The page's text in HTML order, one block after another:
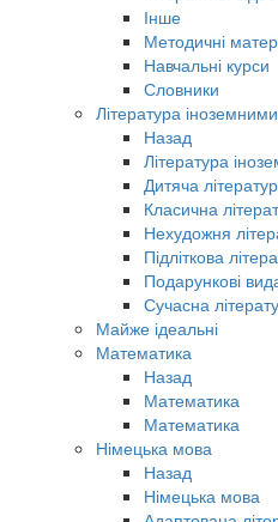
Інше
Методичні
Навчальні курси
Словники
Література
Назад
Література
Дитяча
Класична
Нехудожня
Підліткова
Подарункові
Сучасна
Майже ідеальні
Математика
Назад
Математика
Математика
Німецька мова
Назад
Німецька мова